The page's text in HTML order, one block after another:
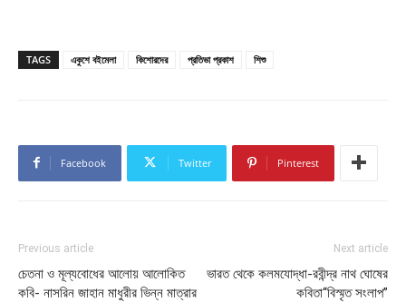
TAGS একুশে বইমেলা কিশোরদের প্রতিভা প্রকাশ শিশু
Facebook Twitter Pinterest
Previous article
চেতনা ও মূল্যবোধের আলোয় আলোকিত
কবি- নাসরিন জাহান মাধুরীর ভিন্ন মাত্রার
Next article
ভারত থেকে কলমযোদ্ধা-রবীন্দ্র নাথ ঘোষের
কবিতা“বিস্মৃত সংলাপ”